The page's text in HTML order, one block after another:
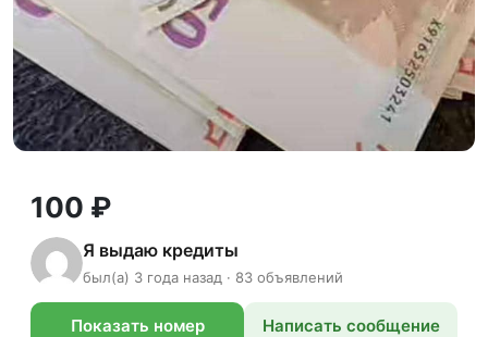
100 ₽
Я выдаю кредиты
был(а) 3 года назад · 83 объявлений
Показать номер Написать сообщение